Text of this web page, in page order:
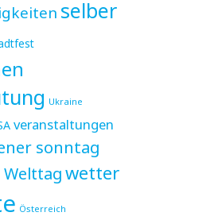
selber
Ukraine
veranstaltungen
sonntag
Welttagwetter
Österreich